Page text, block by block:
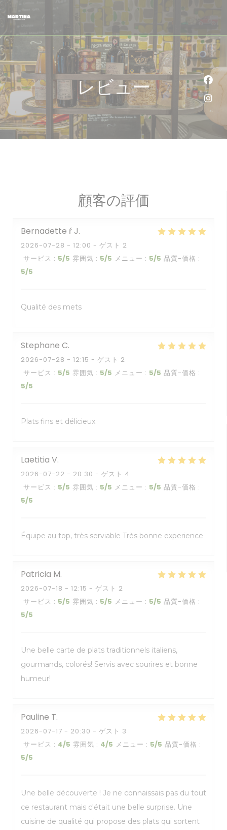
レビュー
顧客の評価
Bernadette ŕJ
2026-07-28 - 12:00 - ゲスト 2
サービス : 5/5 雰囲気 : 5/5 メニュー : 5/5 品質-価格 :
5/5
Qualité des mets
Stephane C
2026-07-28 - 12:15 - ゲスト 2
サービス : 5/5 雰囲気 : 5/5 メニュー : 5/5 品質-価格 :
5/5
Plats fins et délicieux
Laetitia V
2026-07-22 - 20:30 - ゲスト 4
サービス : 5/5 雰囲気 : 5/5 メニュー : 5/5 品質-価格 :
5/5
Équipe au top, très serviable Très bonne experience
Patricia M
2026-07-18 - 12:15 - ゲスト 2
サービス : 5/5 雰囲気 : 5/5 メニュー : 5/5 品質-価格 :
5/5
Une belle carte de plats traditionnels italiens,
gourmands, colorés! Servis avec sourires et bonne
humeur!
Pauline T
2026-07-17 - 20:30 - ゲスト 3
サービス : 4/5 雰囲気 : 4/5 メニュー : 5/5 品質-価格 :
5/5
Une belle découverte ! Je ne connaissais pas du tout
ce restaurant mais c'était une belle surprise. Une
cuisine de qualité qui propose des plats qui sortent